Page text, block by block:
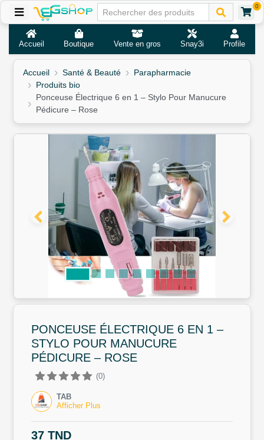
0
Accueil Boutique Vente en gros Snay3i Profile
Accueil Santé & Beauté
Parapharmacie
Produits bio
Ponceuse Électrique 6 en 1 – Stylo Pour Manucure
Pédicure – Rose
PONCEUSE ÉLECTRIQUE 6 EN 1 –
STYLO POUR MANUCURE
PÉDICURE – ROSE
(0)
TAB
Afficher Plus
37 TND